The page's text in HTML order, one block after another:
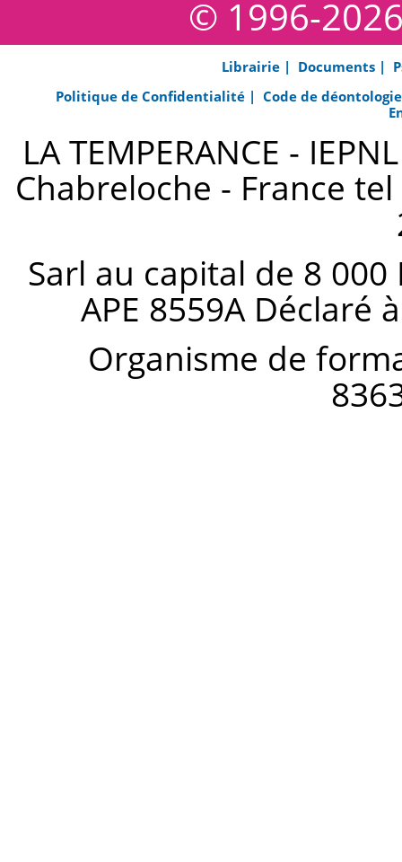
© 1996-2026
Librairie | Documents |
Politique de Confidentialité | Code de
LA TEMPERANCE -
Chabreloche - France
Sarl au capital de 8 000
APE 8559A Déclaré
Organisme de